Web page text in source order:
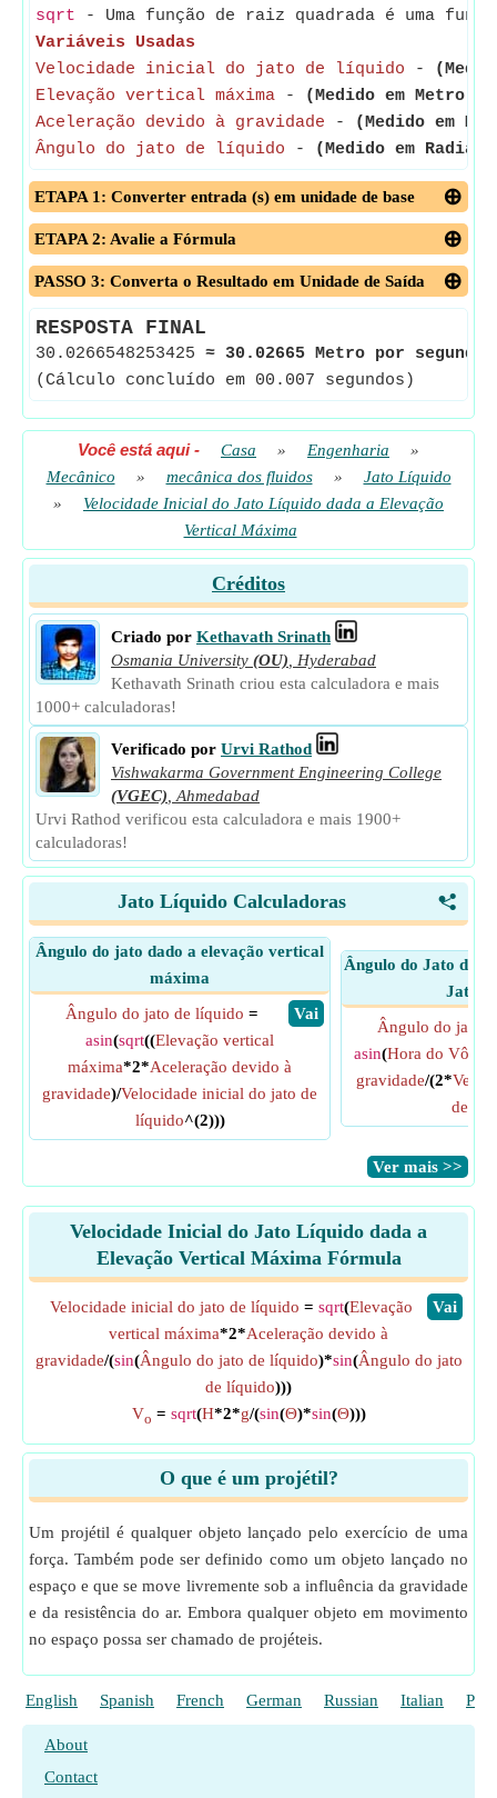
sqrt - Uma função de raiz quadrada é uma
Variáveis Usadas
Velocidade inicial do jato de líquido -
Elevação vertical máxima - (Medido em Metro)
Aceleração devido à gravidade -
(Medido em
Ângulo do jato de líquido - (Medido em
ETAPA 1: Converter entrada (s) em unidade de base
ETAPA 2: Avalie a Fórmula
PASSO 3: Converta o Resultado em Unidade de Saída
RESPOSTA FINAL
30.0266548253425 ≈ 30.02665 Metro por segundo
(Cálculo concluído em 00.007 segundos)
Você está aqui- Casa » Engenharia
»
Mecânico
» mecânica dos fluidos »
Jato Líquido
»
Velocidade Inicial do Jato Líquido dada a Elevação
Vertical Máxima
Créditos
Criado por Kethavath Srinath
Osmania University (OU)
Hyderabad
Kethavath Srinath criou esta calculadora e mais
1000+ calculadoras!
Verificado por Urvi Rathod
Vishwakarma Government Engineering College
(VGEC) Ahmedabad
Urvi Rathod verificou esta calculadora e mais 1900+
calculadoras!
<
Jato Líquido Calculadoras
Ângulo do jato dado a elevação vertical
máxima
​ Vai
Ângulo do jato de líquido =
asin(sqrt((Elevação vertical
máxima*2*Aceleração devido à
gravidade)/Velocidade inicial do jato de
líquido^(2)))
Ângulo do Jato
Jato
Ângulo do jato
asin(Hora do Vôo
gravidade/(2*
de
​Ver mais >>
Velocidade Inicial do Jato Líquido dada a
Elevação Vertical Máxima Fórmula
​Vai
Velocidade inicial do jato de líquido = sqrt(Elevação
vertical máxima*2*Aceleração devido à
gravidade/(sin(Ângulo do jato de líquido)*sin(Ângulo do jato
de líquido)))
Vo = sqrt(H*2*g/(sin(Θ)*sin(Θ)))
O que é um projétil?
Um projétil é qualquer objeto lançado pelo exercício de uma
força. Também pode ser definido como um objeto lançado no
espaço e que se move livremente sob a influência da gravidade
e da resistência do ar. Embora qualquer objeto em movimento
no espaço possa ser chamado de projéteis.
English Spanish French German Russian Italian
About
Contact